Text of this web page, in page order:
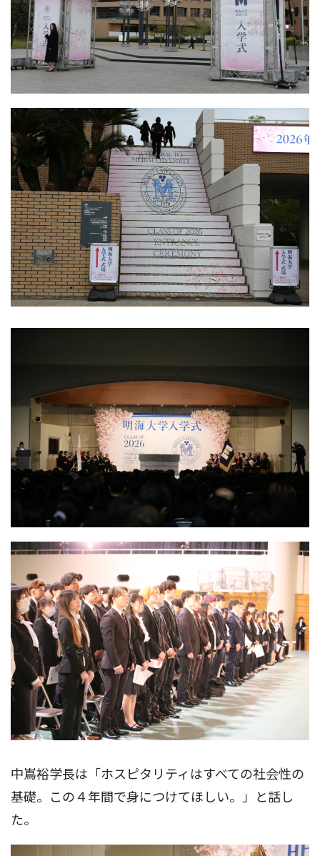
中嶌裕学長は「ホスピタリティはすべての社会性の
基礎。この４年間で身につけてほしい。」と話し
た。